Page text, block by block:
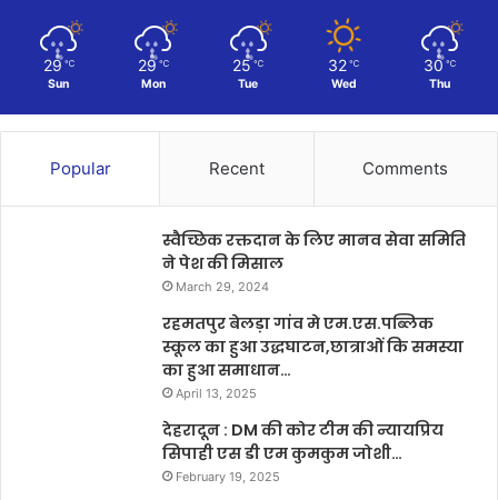
29 ℃
Sun
29 ℃
Mon
25 ℃
Tue
32 ℃
Wed
30 ℃
Thu
Popular Recent Comments
स्वैच्छिक रक्तदान के लिए मानव सेवा समिति
ने पेश की मिसाल
March 29, 2024
रहमतपुर बेलड़ा गांव मे एम.एस.पब्लिक
स्कूल का हुआ उद्धघाटन,छात्राओं कि समस्या
का हुआ समाधान…
April 13, 2025
देहरादून : DM की कोर टीम की न्यायप्रिय
सिपाही एस डी एम कुमकुम जोशी…
February 19, 2025